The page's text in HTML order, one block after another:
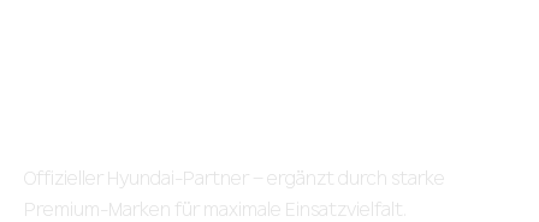
Offizieller Hyundai-Partner – ergänzt durch starke
Premium-Marken für maximale Einsatzvielfalt.